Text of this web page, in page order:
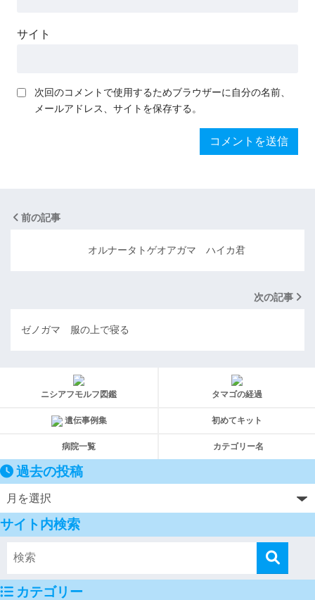
サイト
次回のコメントで使用するためブラウザーに自分の名前、
メールアドレス、サイトを保存する。
前の記事
オルナータトゲオアガマ ハイカ君
次の記事
ゼノガマ 服の上で寝る
ニシアフモルフ図鑑 タマゴの経過
遺伝事例集 初めてキット
病院一覧 カテゴリー名
過去の投稿
サイト内検索
カテゴリー